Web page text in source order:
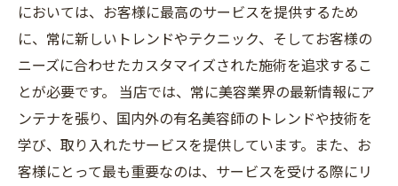
においては、お客様に最高のサービスを提供するため
に、常に新しいトレンドやテクニック、そしてお客様の
ニーズに合わせたカスタマイズされた施術を追求するこ
とが必要です。 当店では、常に美容業界の最新情報にア
ンテナを張り、国内外の有名美容師のトレンドや技術を
学び、取り入れたサービスを提供しています。また、お
客様にとって最も重要なのは、サービスを受ける際にリ